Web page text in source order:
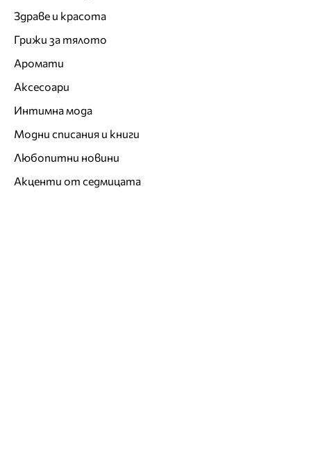
Здраве и красота
Грижи за тялото
Аромати
Аксесоари
Интимна мода
Модни списания и книги
Любопитни новини
Акценти от седмицата